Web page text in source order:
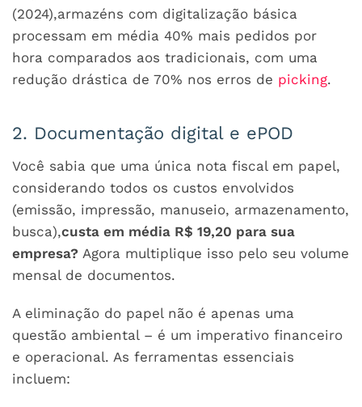
(2024),armazéns com digitalização básica
processam em média 40% mais pedidos por
hora comparados aos tradicionais, com uma
redução drástica de 70% nos erros de picking.
2. Documentação digital e ePOD
Você sabia que uma única nota fiscal em papel,
considerando todos os custos envolvidos
(emissão, impressão, manuseio, armazenamento,
busca),custa em média R$ 19,20 para sua
empresa? Agora multiplique isso pelo seu volume
mensal de documentos.
A eliminação do papel não é apenas uma
questão ambiental – é um imperativo financeiro
e operacional. As ferramentas essenciais
incluem: